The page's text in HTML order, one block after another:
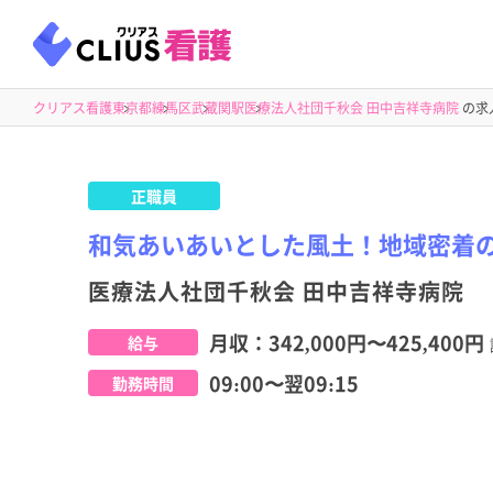
クリアス看護東京都練馬区武蔵関駅医療法人社団千秋会 田中吉祥寺病院 の求
正職員
和気あいあいとした風土！地域密着
医療法人社団千秋会 田中吉祥寺病院
給与 月収： 342,000円〜425,400円
勤務時間
09:00〜翌09:15